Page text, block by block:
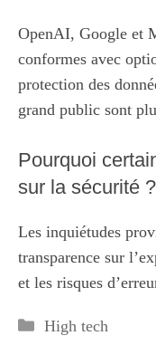
OpenAI, Google et
conformes avec
protection des
grand public sont
Pourquoi
sur la sécurité ?
Les inquiétudes
transparence sur
et les risques
Catégories
High tech